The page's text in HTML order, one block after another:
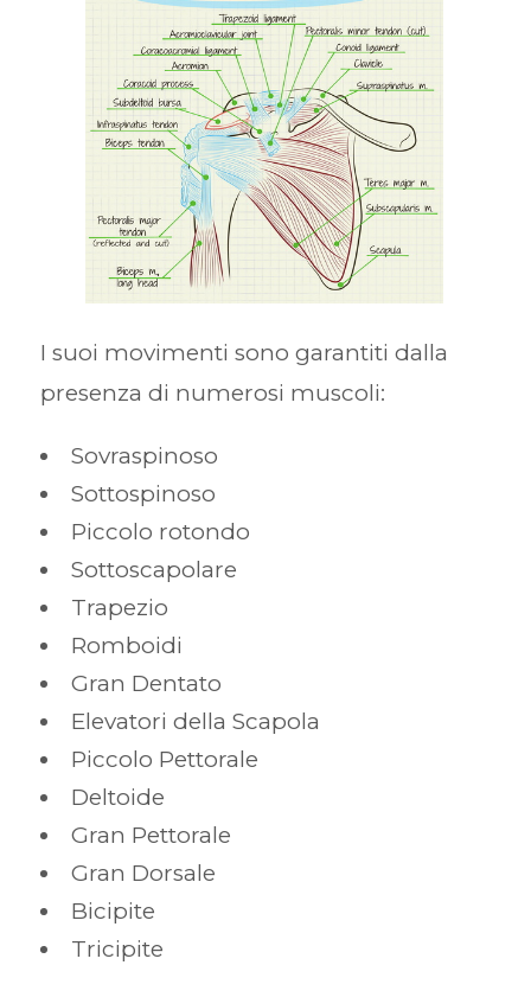
I suoi movimenti sono garantiti dalla
presenza di numerosi muscoli:
Sovraspinoso
Sottospinoso
Piccolo rotondo
Sottoscapolare
Trapezio
Romboidi
Gran Dentato
Elevatori della Scapola
Piccolo Pettorale
Deltoide
Gran Pettorale
Gran Dorsale
Bicipite
Tricipite